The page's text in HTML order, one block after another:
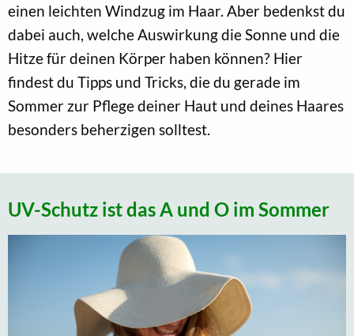
einen leichten Windzug im Haar. Aber bedenkst du
dabei auch, welche Auswirkung die Sonne und die
Hitze für deinen Körper haben können? Hier
findest du Tipps und Tricks, die du gerade im
Sommer zur Pflege deiner Haut und deines Haares
besonders beherzigen solltest.
UV-Schutz ist das A und O im Sommer